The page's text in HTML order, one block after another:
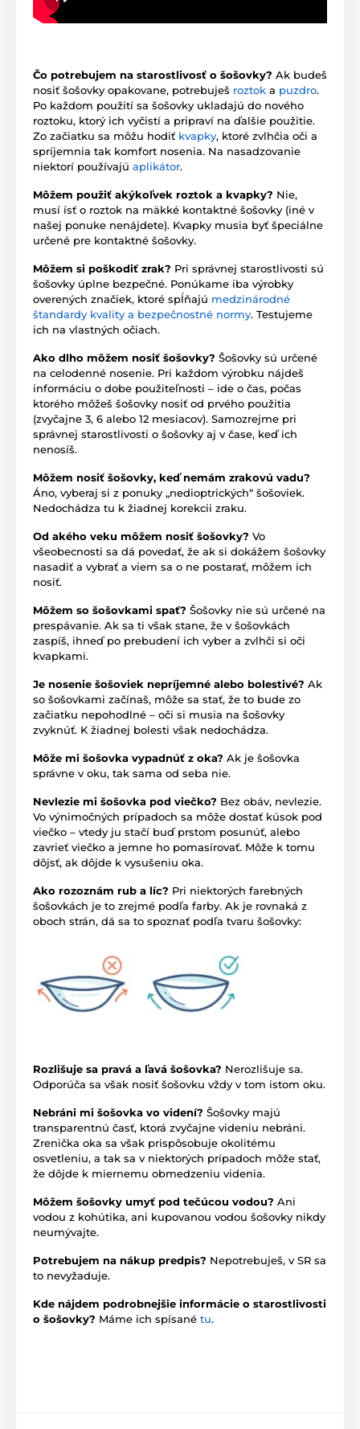
Čo potrebujem na starostlivosť o šošovky? Ak budeš
nosiť šošovky opakovane, potrebuješ roztok a puzdro.
Po každom použití sa šošovky ukladajú do nového
roztoku, ktorý ich vyčistí a pripraví na ďalšie použitie.
Zo začiatku sa môžu hodiť kvapky, ktoré zvlhčia oči a
spríjemnia tak komfort nosenia. Na nasadzovanie
niektorí používajú aplikátor.
Môžem použiť akýkoľvek roztok a kvapky? Nie,
musí ísť o roztok na mäkké kontaktné šošovky (iné v
našej ponuke nenájdete). Kvapky musia byť špeciálne
určené pre kontaktné šošovky.
Môžem si poškodiť zrak? Pri správnej starostlivosti sú
šošovky úplne bezpečné. Ponúkame iba výrobky
overených značiek, ktoré spĺňajú medzinárodné
štandardy kvality a bezpečnostné normy. Testujeme
ich na vlastných očiach.
Ako dlho môžem nosiť šošovky? Šošovky sú určené
na celodenné nosenie. Pri každom výrobku nájdeš
informáciu o dobe použiteľnosti – ide o čas, počas
ktorého môžeš šošovky nosiť od prvého použitia
(zvyčajne 3, 6 alebo 12 mesiacov). Samozrejme pri
správnej starostlivosti o šošovky aj v čase, keď ich
nenosíš.
Môžem nosiť šošovky, keď nemám zrakovú vadu?
Áno, vyberaj si z ponuky „nedioptrických“ šošoviek.
Nedochádza tu k žiadnej korekcii zraku.
Od akého veku môžem nosiť šošovky? Vo
všeobecnosti sa dá povedať, že ak si dokážem šošovky
nasadiť a vybrať a viem sa o ne postarať, môžem ich
nosiť.
Môžem so šošovkami spať? Šošovky nie sú určené na
prespávanie. Ak sa ti však stane, že v šošovkách
zaspíš, ihneď po prebudení ich vyber a zvlhči si oči
kvapkami.
Je nosenie šošoviek nepríjemné alebo bolestivé? Ak
so šošovkami začínaš, môže sa stať, že to bude zo
začiatku nepohodlné – oči si musia na šošovky
zvyknúť. K žiadnej bolesti však nedochádza.
Môže mi šošovka vypadnúť z oka? Ak je šošovka
správne v oku, tak sama od seba nie.
Nevlezie mi šošovka pod viečko? Bez obáv, nevlezie.
Vo výnimočných prípadoch sa môže dostať kúsok pod
viečko – vtedy ju stačí buď prstom posunúť, alebo
zavrieť viečko a jemne ho pomasírovať. Môže k tomu
dôjsť, ak dôjde k vysušeniu oka.
Ako rozoznám rub a líc? Pri niektorých farebných
šošovkách je to zrejmé podľa farby. Ak je rovnaká z
oboch strán, dá sa to spoznať podľa tvaru šošovky:
Rozlišuje sa pravá a ľavá šošovka? Nerozlišuje sa.
Odporúča sa však nosiť šošovku vždy v tom istom oku.
Nebráni mi šošovka vo videní? Šošovky majú
transparentnú časť, ktorá zvyčajne videniu nebráni.
Zrenička oka sa však prispôsobuje okolitému
osvetleniu, a tak sa v niektorých prípadoch môže stať,
že dôjde k miernemu obmedzeniu videnia.
Môžem šošovky umyť pod tečúcou vodou? Ani
vodou z kohútika, ani kupovanou vodou šošovky nikdy
neumývajte.
Potrebujem na nákup predpis? Nepotrebuješ, v SR sa
to nevyžaduje.
Kde nájdem podrobnejšie informácie o starostlivosti
o šošovky? Máme ich spísané tu.